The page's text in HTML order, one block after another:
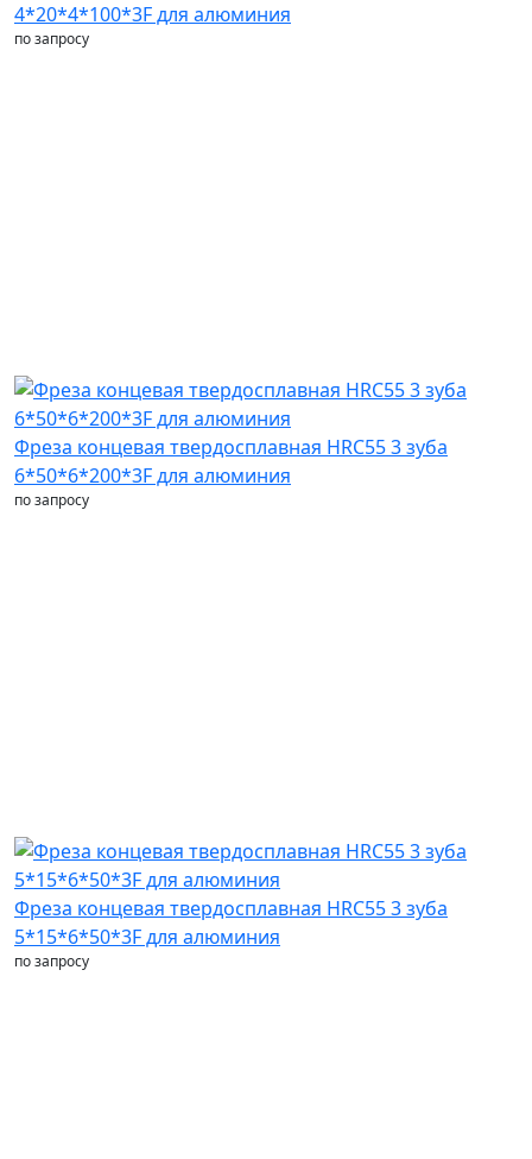
4*20*4*100*3F для алюминия
по запросу
Фреза концевая твердосплавная HRC55 3 зуба
6*50*6*200*3F для алюминия
по запросу
Фреза концевая твердосплавная HRC55 3 зуба
5*15*6*50*3F для алюминия
по запросу